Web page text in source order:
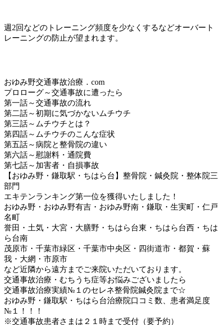
週2回などのトレーニング頻度を少なくするなどオーバート
レーニングの防止が望まれます。
おゆみ野交通事故治療．com
プロローグ～交通事故に遭ったら
第一話～交通事故の流れ
第二話～初期に気づかないムチウチ
第三話～ムチウチとは？
第四話～ムチウチのこんな症状
第五話～病院と整骨院の違い
第六話～慰謝料・通院費
第七話～加害者・自損事故
【おゆみ野・鎌取駅・ちはら台】整骨院・鍼灸院・整体院三
部門
エキテンランキング第一位を獲得いたしました！
おゆみ野・おゆみ野有吉・おゆみ野南・鎌取・生実町・仁戸
名町
誉田・土気・大宮・大膳野・ちはら台東・ちはら台西・ちは
ら台南
茂原市・千葉市緑区・千葉市中央区・四街道市・都賀・蘇
我・大網・市原市
など近隣から遠方までご来院いただいております。
交通事故治療・むちうち症等お悩みございましたら
交通事故治療実績№１のセレネ整骨院鍼灸院まで☆
おゆみ野・鎌取駅・ちはら台治療院口コミ数、患者満足度
№１！！！
※交通事故患者さまは２１時まで受付（要予約）